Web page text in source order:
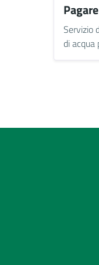
Servizio
di acqua